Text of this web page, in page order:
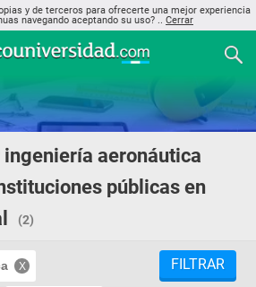
y de terceros para ofrecerte una mejor experiencia
navegando aceptando su uso? .. Cerrar
ingeniería aeronáutica
públicas en
(2)
FILTRAR